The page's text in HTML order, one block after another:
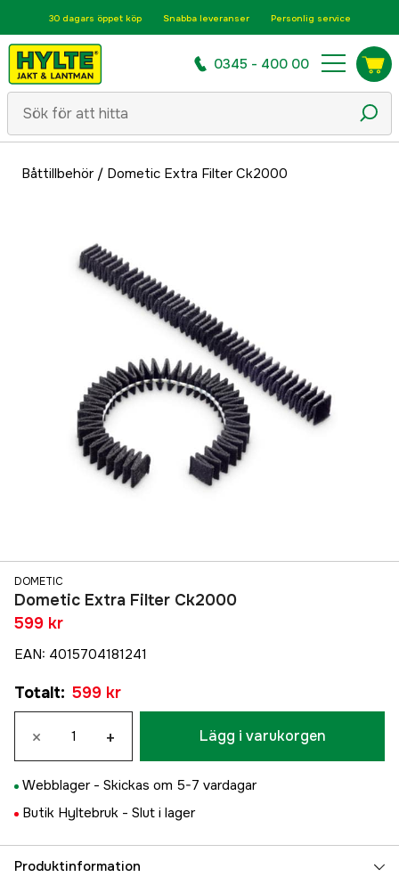
30 dagars öppet köp Snabba leveranser Personlig service
0345 - 400 00
Båttillbehör/ Dometic Extra Filter Ck2000
DOMETIC
Dometic Extra Filter Ck2000
599 kr
EAN: 4015704181241
Totalt: 599 kr
× + Lägg i varukorgen
Webblager - Skickas om 5-7 vardagar
Butik Hyltebruk - Slut i lager
Produktinformation